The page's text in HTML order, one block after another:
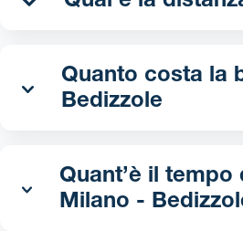
Quanto costa la
Bedizzole
Quant’è il
Milano -